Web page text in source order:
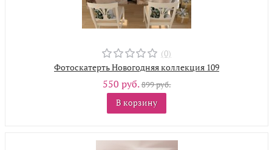
(0)
Фотоскатерть Новогодняя коллекция 109
550 руб.899 руб.
В корзину